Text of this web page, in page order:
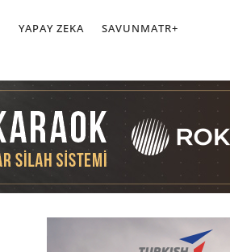
YAPAY ZEKA SAVUNMATR+